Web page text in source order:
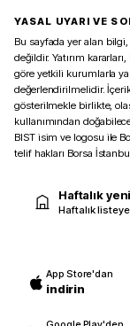
YASAL UYARI VE
Bu sayfada yer alan bilgi,
değildir. Yatırım
göre yetkili kurumlarla
değerlendirilmelidir.
gösterilmekle birlikte,
kullanımından
BIST isim ve logosu ile
telif hakları Borsa
Haftalık
Haftalık
App Store'dan
indirin